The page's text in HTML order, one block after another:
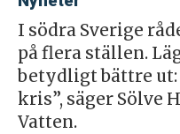
I södra Sverige
på flera ställen.
betydligt bättre ut:
kris”, säger Sölve
Vatten.